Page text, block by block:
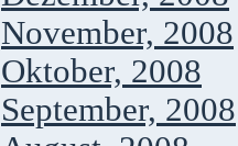
November, 2008
Oktober, 2008
September, 2008